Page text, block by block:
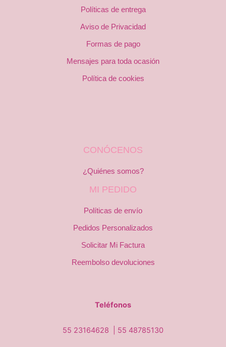
Políticas de entrega
Aviso de Privacidad
Formas de pago
Mensajes para toda ocasión
Política de cookies
CONÓCENOS
¿Quiénes somos?
MI PEDIDO
Políticas de envío
Pedidos Personalizados
Solicitar Mi Factura
Reembolso devoluciones
Teléfonos
55 23164628 | 55 48785130